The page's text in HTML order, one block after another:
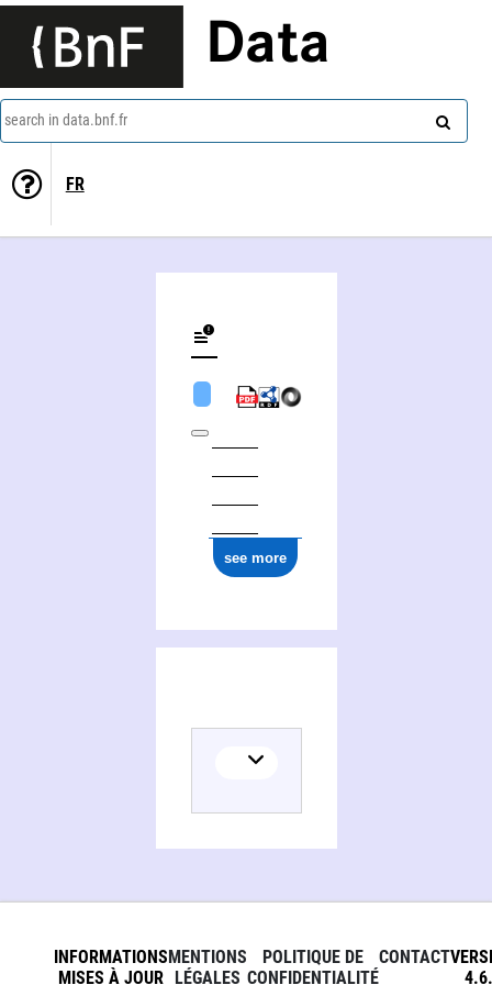
Data
search in data.bnf.fr
FR
see more
INFORMATIONS
MISES À JOUR
MENTIONS
LÉGALES
POLITIQUE DE
CONFIDENTIALITÉ
CONTACT